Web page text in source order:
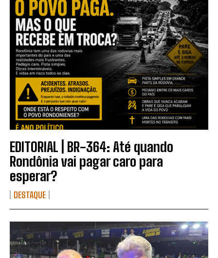
EDITORIAL | BR-364: Até quando
Rondônia vai pagar caro para
esperar?
DESTAQUE